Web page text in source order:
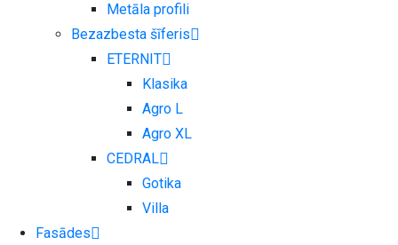
Metāla profili
Bezazbesta šīferis
ETERNIT
Klasika
Agro L
Agro XL
CEDRAL
Gotika
Villa
Fasādes